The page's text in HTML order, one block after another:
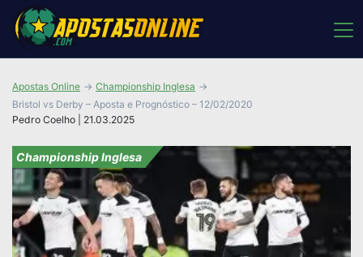
Pedro Coelho | 21.03.2025
Apostas Online
Championship Inglesa
Bristol vs Derby – Aposta e Prognóstico – 12/02/2020
Championship Inglesa